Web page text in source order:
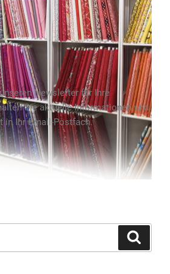
Newsletter für Ihre
Sie aktuelle Informationen und
in Ihr Email-Postfach.